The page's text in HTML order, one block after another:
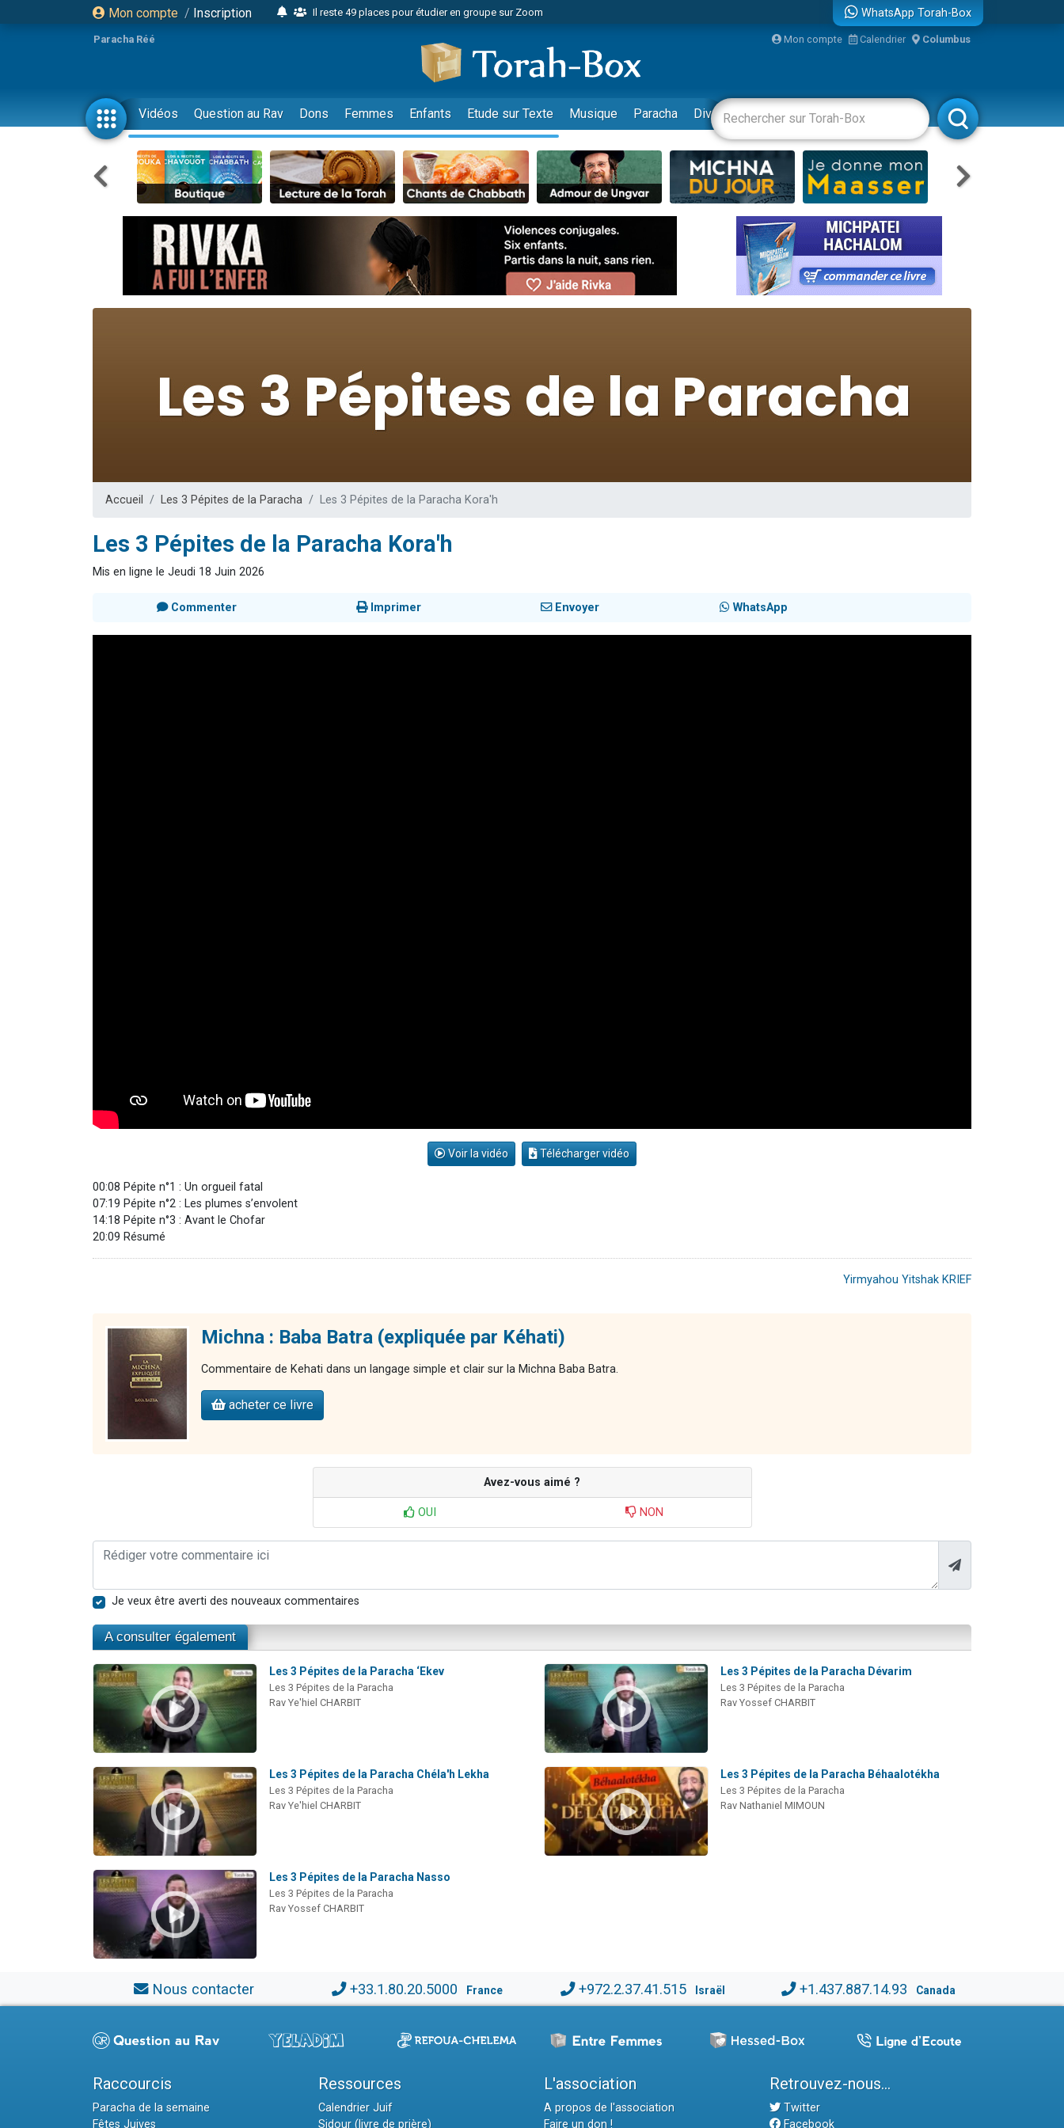
Mon compte / Inscription
Il reste 49 places pour étudier en groupe sur Zoom
2 personnes viennent de nous rejoindre sur WhatsApp
6 personnes viennent de nous rejoindre sur WhatsApp
4 personnes viennent de faire un don pour Reloger Rivka, 6 enfants, victime de violences...
2 personnes viennent de faire un don pour 1 Journée de Vacances Pour les Enfants
17 personnes viennent de demander une bénédiction
4 personnes viennent de nous rejoindre sur WhatsApp
Il reste 49 places pour étudier en groupe sur Zoom
Eva vient de donner son Maasser
4 personnes viennent de nous rejoindre sur WhatsApp
3 personnes viennent de nous rejoindre sur WhatsApp
Odaya vient de donner son Maasser
13 personnes viennent de demander une bénédiction
30 personnes viennent de faire un don pour Sauvez la jambe de Yohan
Il reste 49 places pour étudier en groupe sur Zoom
WhatsApp Torah-Box
Paracha Réé Mon compte Calendrier Columbus
Vidéos Question au Rav Dons Femmes Enfants Etude sur Texte Musique Paracha Divertissements Livres Rabbanim
Accueil Les 3 Pépites de la Paracha Les 3 Pépites de la Paracha Kora'h
Les 3 Pépites de la Paracha Kora'h
Mis en ligne le Jeudi 18 Juin 2026
Commenter Imprimer Envoyer WhatsApp
Voir la vidéo Télécharger vidéo
00:08 Pépite n°1 : Un orgueil fatal
07:19 Pépite n°2 : Les plumes s’envolent
14:18 Pépite n°3 : Avant le Chofar
20:09 Résumé
Yirmyahou Yitshak KRIEF
Michna : Baba Batra (expliquée par Kéhati)
Commentaire de Kehati dans un langage simple et clair sur la Michna Baba Batra.
acheter ce livre
Avez-vous aimé ?
OUI NON
Je veux être averti des nouveaux commentaires
A consulter également
Les 3 Pépites de la Paracha ‘Ekev
Les 3 Pépites de la Paracha
Rav Ye'hiel CHARBIT
Les 3 Pépites de la Paracha Dévarim
Les 3 Pépites de la Paracha
Rav Yossef CHARBIT
Les 3 Pépites de la Paracha Chéla'h Lekha
Les 3 Pépites de la Paracha
Rav Ye'hiel CHARBIT
Les 3 Pépites de la Paracha Béhaalotékha
Les 3 Pépites de la Paracha
Rav Nathaniel MIMOUN
Les 3 Pépites de la Paracha Nasso
Les 3 Pépites de la Paracha
Rav Yossef CHARBIT
Nous contacter +33.1.80.20.5000 France +972.2.37.41.515 Israël +1.437.887.14.93 Canada
Raccourcis
Paracha de la semaine
Fêtes Juives
Ressources
Calendrier Juif
Sidour (livre de prière)
L'association
A propos de l'association
Faire un don !
Retrouvez-nous...
Twitter
Facebook